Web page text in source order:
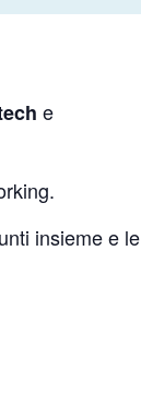
e
insieme e le